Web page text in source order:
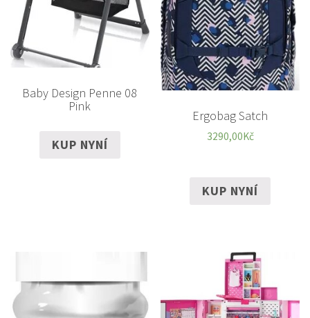
Baby Design Penne 08
Pink
KUP NYNÍ
Ergobag Satch
3290,00Kč
KUP NYNÍ